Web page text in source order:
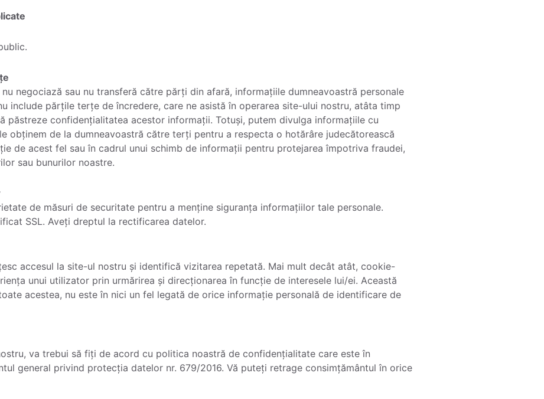
negociază sau nu transferă către părți din afară, informațiile dumneavoastră personale
include părțile terțe de încredere, care ne asistă în operarea site-ului nostru, atâta timp
păstreze confidențialitatea acestor informații. Totuși, putem divulga informațiile cu
obținem de la dumneavoastră către terți pentru a respecta o hotărâre judecătorească
de acest fel sau în cadrul unui schimb de informații pentru protejarea împotriva fraudei,
sau bunurilor noastre.
de măsuri de securitate pentru a menține siguranța informațiilor tale personale.
SSL. Aveți dreptul la rectificarea datelor.
accesul la site-ul nostru și identifică vizitarea repetată. Mai mult decât atât, cookie-
unui utilizator prin urmărirea și direcționarea în funcție de interesele lui/ei. Această
acestea, nu este în nici un fel legată de orice informație personală de identificare de
va trebui să fiți de acord cu politica noastră de confidențialitate care este în
general privind protecția datelor nr. 679/2016. Vă puteți retrage consimțământul în orice